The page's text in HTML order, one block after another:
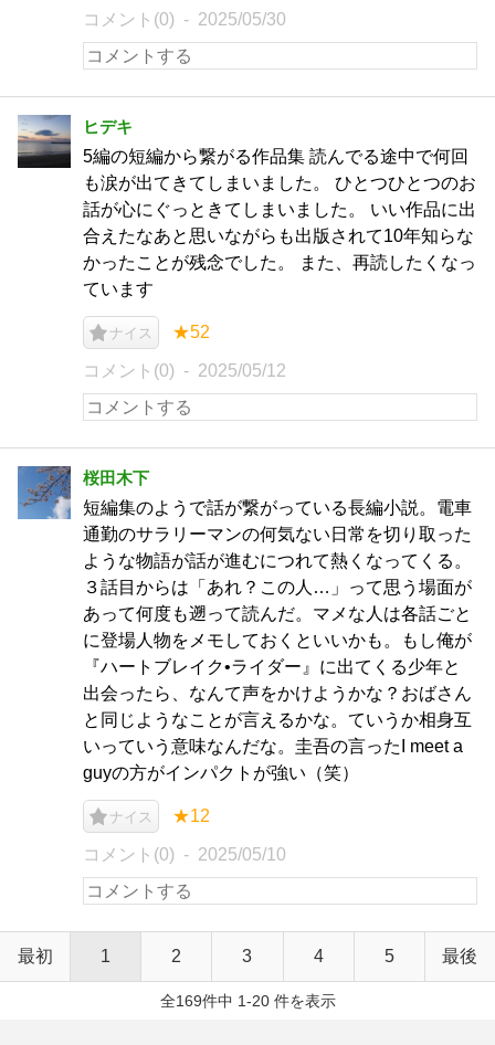
コメント(0) 2025/05/30
ヒデキ
5編の短編から繋がる作品集 読んでる途中で何回
も涙が出てきてしまいました。 ひとつひとつのお
話が心にぐっときてしまいました。 いい作品に出
合えたなあと思いながらも出版されて10年知らな
かったことが残念でした。 また、再読したくなっ
ています
ナイス ★52
コメント(0) 2025/05/12
桜田木下
短編集のようで話が繋がっている長編小説。電車
通勤のサラリーマンの何気ない日常を切り取った
ような物語が話が進むにつれて熱くなってくる。
３話目からは「あれ？この人…」って思う場面が
あって何度も遡って読んだ。マメな人は各話ごと
に登場人物をメモしておくといいかも。もし俺が
『ハートブレイク•ライダー』に出てくる少年と
出会ったら、なんて声をかけようかな？おばさん
と同じようなことが言えるかな。ていうか相身互
いっていう意味なんだな。圭吾の言ったI meet a
guyの方がインパクトが強い（笑）
ナイス ★12
コメント(0) 2025/05/10
最初 1 2 3 4 5 最後
全169件中 1-20 件を表示